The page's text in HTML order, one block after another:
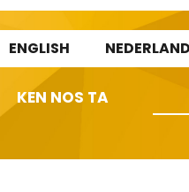
ENGLISH
KEN NOS TA